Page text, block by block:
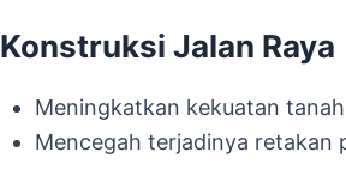
Konstruksi Jalan Raya
Meningkatkan kekuatan
Mencegah terjadinya retakan